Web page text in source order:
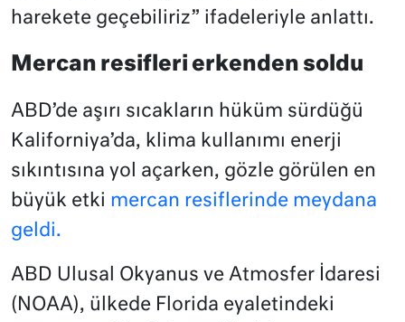
harekete geçebiliriz” ifadeleriyle anlattı.
Mercan resifleri erkenden soldu
ABD’de aşırı sıcakların hüküm sürdüğü
Kaliforniya’da, klima kullanımı enerji
sıkıntısına yol açarken, gözle görülen en
büyük etki mercan resiflerinde meydana
geldi.
ABD Ulusal Okyanus ve Atmosfer İdaresi
(NOAA), ülkede Florida eyaletindeki